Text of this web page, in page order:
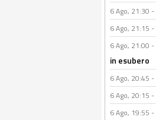
6 Ago, 21:30 -
6 Ago, 21:15 -
6 Ago, 21:00 -
in esubero
6 Ago, 20:45 -
6 Ago, 20:15 -
6 Ago, 19:55 -